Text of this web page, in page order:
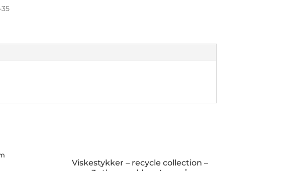
Viskestykker – recycle collection –